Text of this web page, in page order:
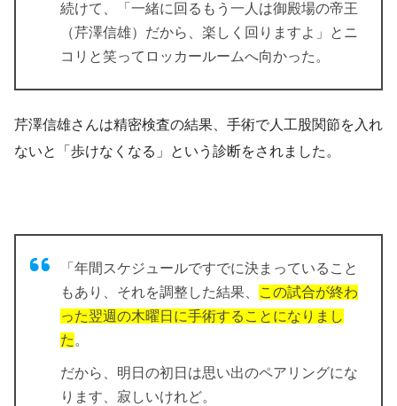
続けて、「一緒に回るもう一人は御殿場の帝王
（芹澤信雄）だから、楽しく回りますよ」とニ
コリと笑ってロッカールームへ向かった。
芹澤信雄さんは精密検査の結果、手術で人工股関節を入れ
ないと「歩けなくなる」という診断をされました。
「年間スケジュールですでに決まっていること
もあり、それを調整した結果、
この試合が終わ
った翌週の木曜日に手術することになりまし
た 。
だから、明日の初日は思い出のペアリングにな
ります、寂しいけれど。